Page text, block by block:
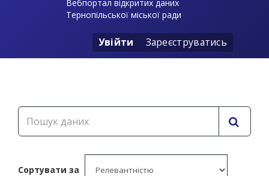
Вебпортал відкритих даних
Тернопільської міської ради
Увійти Зареєструватись
Сортувати за